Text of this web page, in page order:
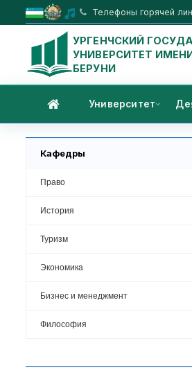
Телефоны горячей
УРГЕНЧСКИЙ
УНИВЕРСИТЕТ
БЕРУНИ
Университет
Кафедры
Право
История
Туризм
Экономика
Бизнес и менеджмент
Философия